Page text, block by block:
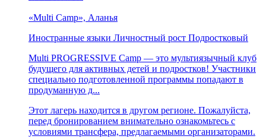
«Multi Camp», Аланья
Иностранные языки Личностный рост Подростковый
Multi PROGRESSIVE Camp — это мультиязычный клуб
будущего для активных детей и подростков! Участники
специально подготовленной программы попадают в
продуманную д...
Этот лагерь находится в другом регионе. Пожалуйста,
перед бронированием внимательно ознакомьтесь с
условиями трансфера, предлагаемыми организаторами.